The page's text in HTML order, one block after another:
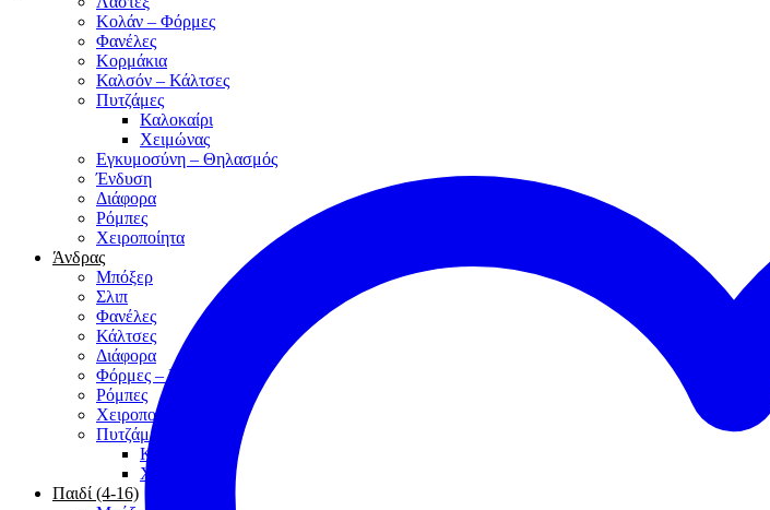
Κολάν – Φόρμες
Φανέλες
Κορμάκια
Καλσόν – Κάλτσες
Πυτζάμες
Καλοκαίρι
Χειμώνας
Εγκυμοσύνη – Θηλασμός
Ένδυση
Διάφορα
Ρόμπες
Χειροποίητα
Άνδρας
Μπόξερ
Σλιπ
Φανέλες
Κάλτσες
Διάφορα
Φόρμες – Βερμούδες
Ρόμπες
Χειροποίητα
Πυτζάμες
Καλοκαίρι
Χειμώνας
Παιδί (4-16)